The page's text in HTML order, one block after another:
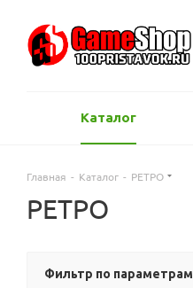
Каталог
Главная - Каталог - РЕТРО
РЕТРО
Фильтр по параметрам